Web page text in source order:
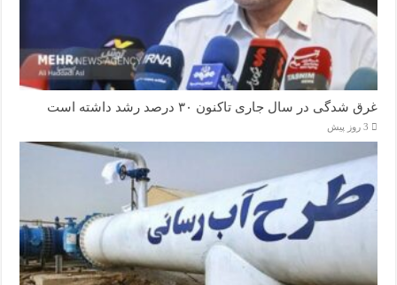
غرق شدگی در سال جاری تاکنون ۳۰ درصد رشد داشته است
3 روز پیش